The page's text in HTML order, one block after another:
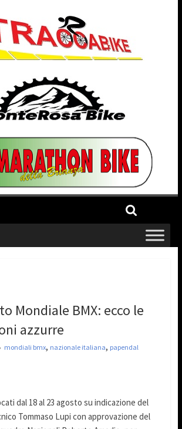
Mondiale BMX: ecco le
azzurre
mondiali bmx, nazionale italiana, papendal
dal 18 al 23 agosto su indicazione del
Tommaso Lupi con approvazione del